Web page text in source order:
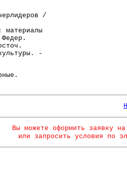
/
материалы
-
Вы можете оформить заявку
или запросить условия по